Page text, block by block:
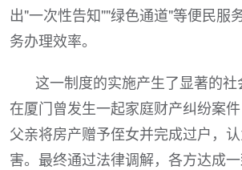
出"一次性告知""绿色通道"等便民服
务办理效率。
这一制度的实施产生了显著的社
在厦门曾发生一起家庭财产纠纷案
父亲将房产赠予侄女并完成过户，
害。最终通过法律调解，各方达成